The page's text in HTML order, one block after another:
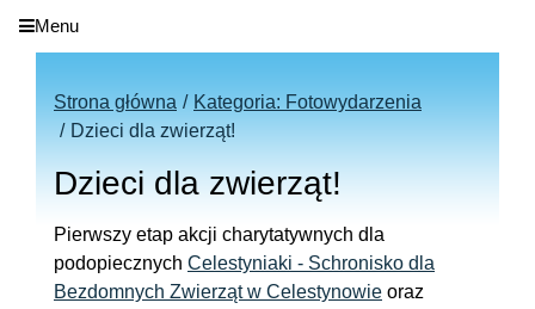
Menu
Strona główna
Kategoria: Fotowydarzenia
Dzieci dla zwierząt!
Dzieci dla zwierząt!
Pierwszy etap akcji charytatywnych dla
podopiecznych Celestyniaki - Schronisko dla
Bezdomnych Zwierząt w Celestynowie oraz